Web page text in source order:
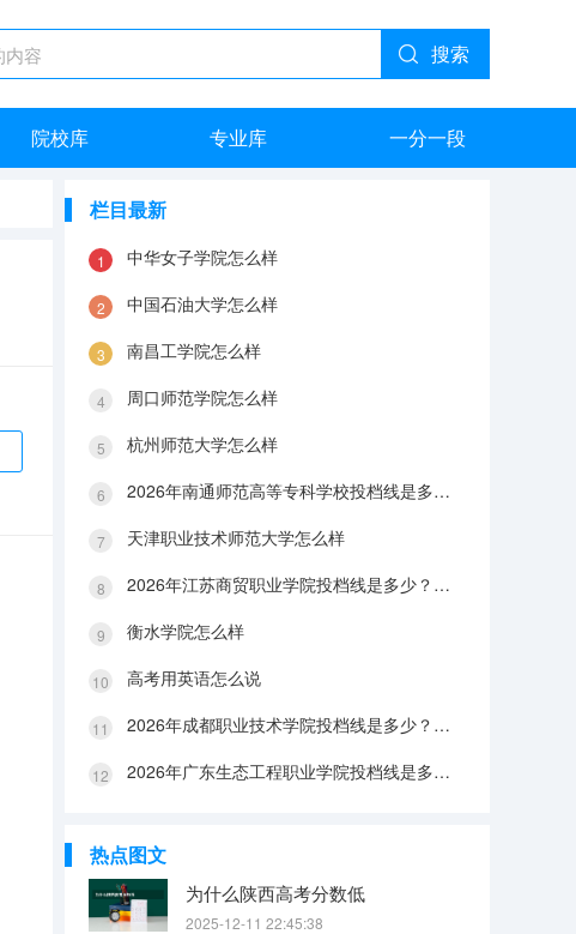
搜索
院校库 专业库 一分一段
栏目最新
中华女子学院怎么样
中国石油大学怎么样
南昌工学院怎么样
周口师范学院怎么样
杭州师范大学怎么样
2026年南通师范高等专科学校投档线是多少？分数线、费用与入学攻略
天津职业技术师范大学怎么样
2026年江苏商贸职业学院投档线是多少？分数线、费用与入学攻略
衡水学院怎么样
高考用英语怎么说
2026年成都职业技术学院投档线是多少？分数线、费用与入学攻略
2026年广东生态工程职业学院投档线是多少？分数线、费用与入学攻略
热点图文
为什么陕西高考分数低
2025-12-11 22:45:38